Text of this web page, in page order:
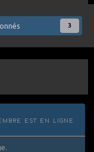
3
est en ligne